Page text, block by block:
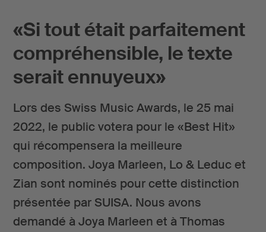
«Si tout était parfaitement
compréhensible, le texte
serait ennuyeux»
Lors des Swiss Music Awards, le 25 mai
2022, le public votera pour le «Best Hit»
qui récompensera la meilleure
composition. Joya Marleen, Lo & Leduc et
Zian sont nominés pour cette distinction
présentée par SUISA. Nous avons
demandé à Joya Marleen et à Thomas